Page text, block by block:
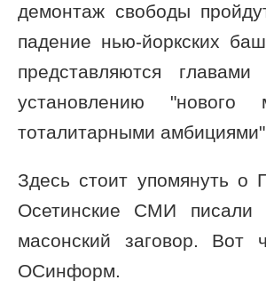
демонтаж свободы
падение нью-йоркских
представляются
установлению "нового
тоталитарными
Здесь стоит упомянуть о
Осетинские СМИ писали
масонский заговор. Вот
ОСинформ.